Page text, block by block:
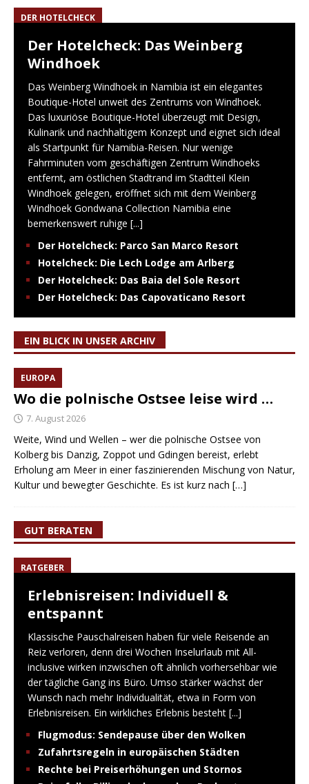
DER HOTELCHECK
Der Hotelcheck: Das Weinberg
Windhoek
Das Weinberg Windhoek in Namibia ist ein elegantes
Boutique-Hotel unweit des Zentrums von Windhoek.
Das luxuriöse Boutique-Hotel überzeugt mit Design,
Kulinarik und nachhaltigem Konzept und eignet sich ideal
als Startpunkt für Namibia-Reisen. Nur wenige
Fahrminuten vom geschäftigen Zentrum Windhoeks
entfernt, am östlichen Stadtrand im Stadtteil Klein
Windhoek gelegen, eröffnet sich mit dem Weinberg
Windhoek Gondwana Collection Namibia eine
bemerkenswert ruhige [...]
Der Hotelcheck: Parco San Marco Resort
Hotelcheck: Die Lech Lodge am Arlberg
Der Hotelcheck: Das Baia del Sole Resort
Der Hotelcheck: Das Capovaticano Resort
EIN BLICK IN UNSER ARCHIV
EUROPA
Wo die polnische Ostsee leise wird …
7. August 2026
Weite, Wind und Wellen – wer die polnische Ostsee von
Kolberg bis Danzig, Zoppot und Gdingen bereist, erlebt
Erholung am Meer in einer faszinierenden Mischung von Natur,
Kultur und bewegter Geschichte. Es ist kurz nach […]
GUT BERATEN
RATGEBER
Erlebnisreisen: Individuell &
entspannt
Klassische Pauschalreisen haben für viele Reisende an
Reiz verloren, denn drei Wochen Inselurlaub mit All-
inclusive wirken inzwischen oft ähnlich vorhersehbar wie
der tägliche Gang ins Büro. Umso stärker wächst der
Wunsch nach mehr Individualität, etwa in Form von
Erlebnisreisen. Ein wirkliches Erlebnis besteht [...]
Flugmodus: Sendepause über den Wolken
Zufahrtsregeln in europäischen Städten
Rechte bei Preiserhöhungen und Stornos